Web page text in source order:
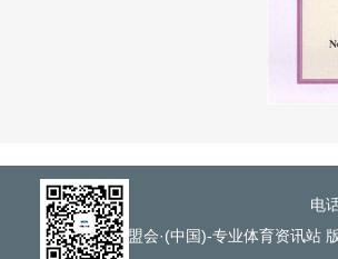
电
球盟会·(中国)-专业体育资讯